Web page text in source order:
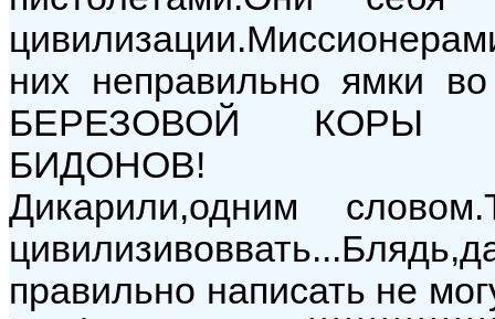
них неправильно ямки
БЕРЕЗОВОЙ КОРЫ
БИДОНОВ!
Дикарили,одним
правильно написать не